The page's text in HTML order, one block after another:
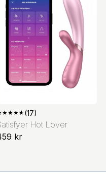
★★★★(17)
Hot Lover
kr